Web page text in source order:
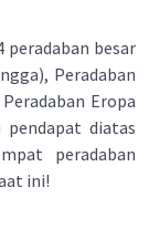
peradaban besar
Peradaban
Eropa
pendapat diatas
peradaban
ini!